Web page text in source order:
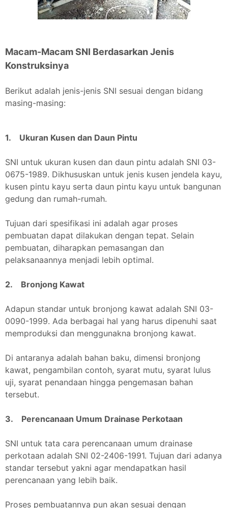
Macam-Macam SNI Berdasarkan Jenis
Konstruksinya
Berikut adalah jenis-jenis SNI sesuai dengan bidang
masing-masing:
1. Ukuran Kusen dan Daun Pintu
SNI untuk ukuran kusen dan daun pintu adalah SNI 03-
0675-1989. Dikhususkan untuk jenis kusen jendela kayu,
kusen pintu kayu serta daun pintu kayu untuk bangunan
gedung dan rumah-rumah.
Tujuan dari spesifikasi ini adalah agar proses
pembuatan dapat dilakukan dengan tepat. Selain
pembuatan, diharapkan pemasangan dan
pelaksanaannya menjadi lebih optimal.
2. Bronjong Kawat
Adapun standar untuk bronjong kawat adalah SNI 03-
0090-1999. Ada berbagai hal yang harus dipenuhi saat
memproduksi dan menggunakna bronjong kawat.
Di antaranya adalah bahan baku, dimensi bronjong
kawat, pengambilan contoh, syarat mutu, syarat lulus
uji, syarat penandaan hingga pengemasan bahan
tersebut.
3. Perencanaan Umum Drainase Perkotaan
SNI untuk tata cara perencanaan umum drainase
perkotaan adalah SNI 02-2406-1991. Tujuan dari adanya
standar tersebut yakni agar mendapatkan hasil
perencanaan yang lebih baik.
Proses pembuatannya pun akan sesuai dengan